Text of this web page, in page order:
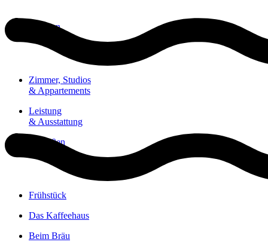
Wohnen
Zimmer, Studios
& Appartements
Leistung
& Ausstattung
Genießen
Frühstück
Das Kaffeehaus
Beim Bräu